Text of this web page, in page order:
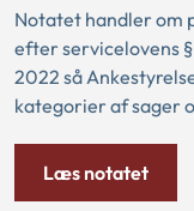
Notatet handler om
efter servicelovens
2022 så
kategorier af sager
Læs notatet